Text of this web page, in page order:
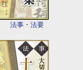
法事・法要